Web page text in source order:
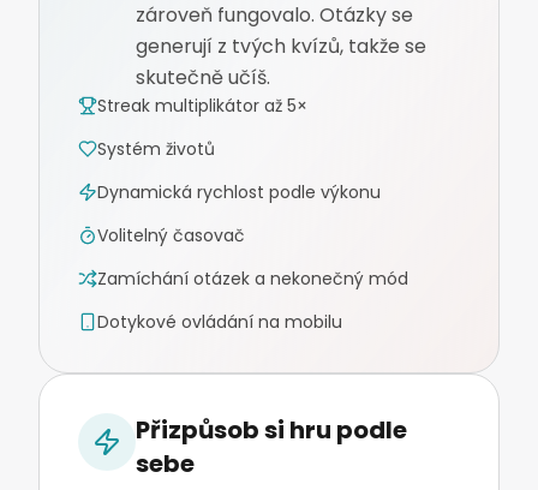
zároveň fungovalo. Otázky se
generují z tvých kvízů, takže se
skutečně učíš.
Streak multiplikátor až 5×
Systém životů
Dynamická rychlost podle výkonu
Volitelný časovač
Zamíchání otázek a nekonečný mód
Dotykové ovládání na mobilu
Přizpůsob si hru podle
sebe